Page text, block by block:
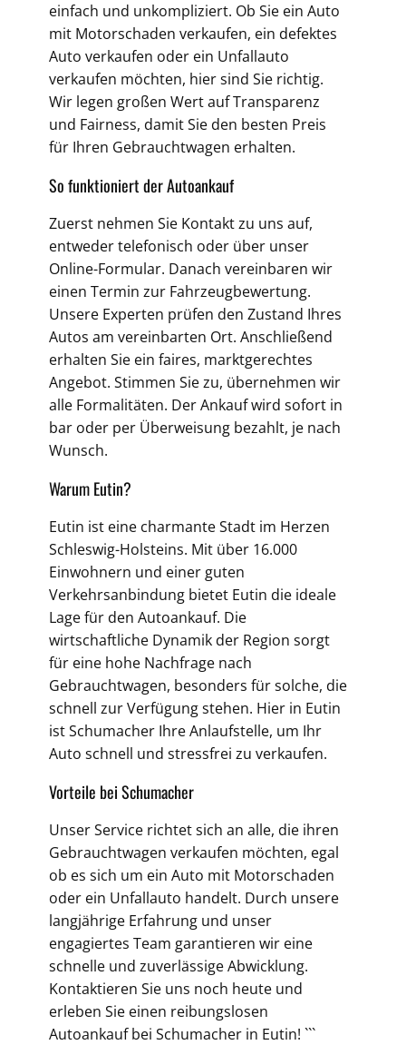
einfach und unkompliziert. Ob Sie ein Auto
mit Motorschaden verkaufen, ein defektes
Auto verkaufen oder ein Unfallauto
verkaufen möchten, hier sind Sie richtig.
Wir legen großen Wert auf Transparenz
und Fairness, damit Sie den besten Preis
für Ihren Gebrauchtwagen erhalten.
So funktioniert der Autoankauf
Zuerst nehmen Sie Kontakt zu uns auf,
entweder telefonisch oder über unser
Online-Formular. Danach vereinbaren wir
einen Termin zur Fahrzeugbewertung.
Unsere Experten prüfen den Zustand Ihres
Autos am vereinbarten Ort. Anschließend
erhalten Sie ein faires, marktgerechtes
Angebot. Stimmen Sie zu, übernehmen wir
alle Formalitäten. Der Ankauf wird sofort in
bar oder per Überweisung bezahlt, je nach
Wunsch.
Warum Eutin?
Eutin ist eine charmante Stadt im Herzen
Schleswig-Holsteins. Mit über 16.000
Einwohnern und einer guten
Verkehrsanbindung bietet Eutin die ideale
Lage für den Autoankauf. Die
wirtschaftliche Dynamik der Region sorgt
für eine hohe Nachfrage nach
Gebrauchtwagen, besonders für solche, die
schnell zur Verfügung stehen. Hier in Eutin
ist Schumacher Ihre Anlaufstelle, um Ihr
Auto schnell und stressfrei zu verkaufen.
Vorteile bei Schumacher
Unser Service richtet sich an alle, die ihren
Gebrauchtwagen verkaufen möchten, egal
ob es sich um ein Auto mit Motorschaden
oder ein Unfallauto handelt. Durch unsere
langjährige Erfahrung und unser
engagiertes Team garantieren wir eine
schnelle und zuverlässige Abwicklung.
Kontaktieren Sie uns noch heute und
erleben Sie einen reibungslosen
Autoankauf bei Schumacher in Eutin! ```